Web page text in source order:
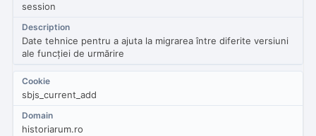
session
Date tehnice pentru a ajuta la migrarea între diferite versiuni
ale funcției de urmărire
sbjs_current_add
historiarum.ro